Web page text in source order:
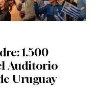
1.500
Auditorio
Uruguay